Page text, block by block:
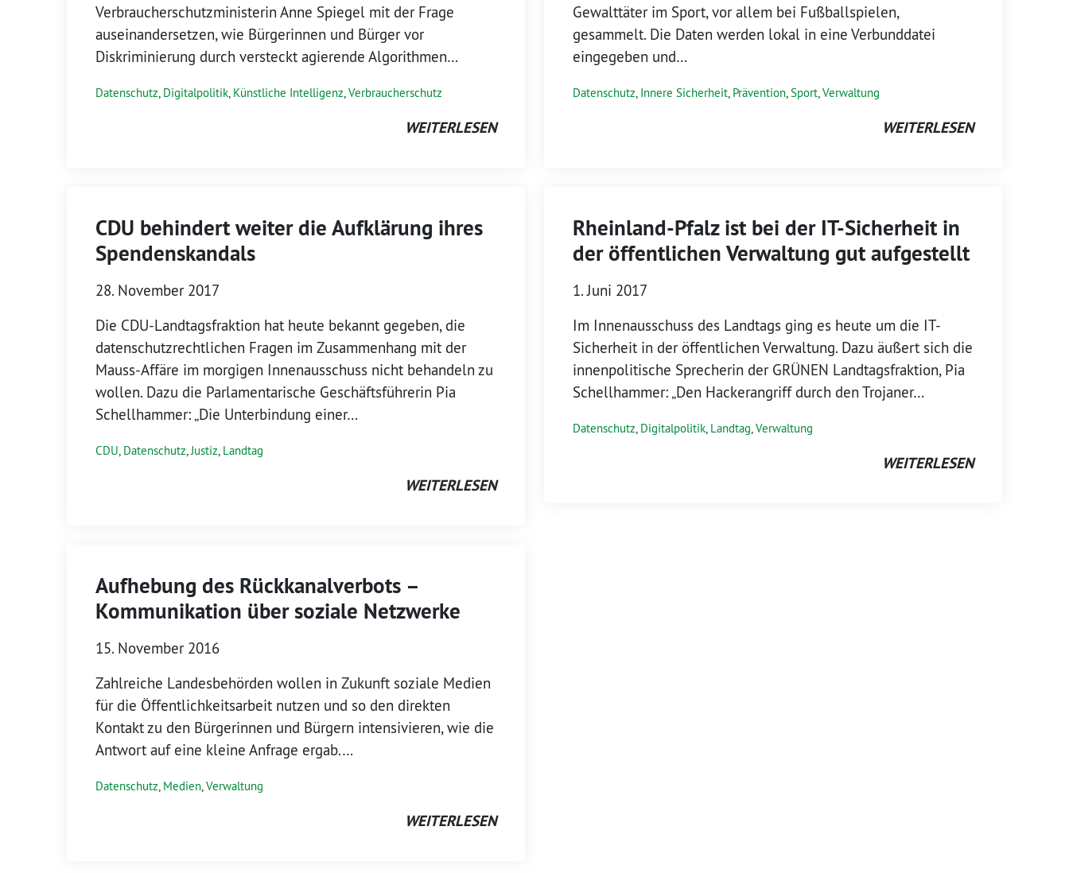
Verbraucherschutzministerin Anne Spiegel mit der Frage
auseinandersetzen, wie Bürgerinnen und Bürger vor
Diskriminierung durch versteckt agierende Algorithmen…
Datenschutz, Digitalpolitik, Künstliche Intelligenz,Verbraucherschutz
WEITERLESEN
CDU behindert weiter die Aufklärung ihres
Spendenskandals
28. November 2017
Die CDU-Landtagsfraktion hat heute bekannt gegeben, die
datenschutzrechtlichen Fragen im Zusammenhang mit der
Mauss-Affäre im morgigen Innenausschuss nicht behandeln zu
wollen. Dazu die Parlamentarische Geschäftsführerin Pia
Schellhammer: „Die Unterbindung einer…
CDU, Datenschutz,Justiz, Landtag
WEITERLESEN
Aufhebung des Rückkanalverbots –
Kommunikation über soziale Netzwerke
15. November 2016
Zahlreiche Landesbehörden wollen in Zukunft soziale Medien
für die Öffentlichkeitsarbeit nutzen und so den direkten
Kontakt zu den Bürgerinnen und Bürgern intensivieren, wie die
Antwort auf eine kleine Anfrage ergab.…
Datenschutz, Medien,Verwaltung
WEITERLESEN
Gewalttäter im Sport, vor allem bei Fußballspielen,
gesammelt. Die Daten werden lokal in eine Verbunddatei
eingegeben und…
Datenschutz, Innere Sicherheit, Prävention,Sport,Verwaltung
WEITERLESEN
Rheinland-Pfalz ist bei der IT-Sicherheit in
der öffentlichen Verwaltung gut aufgestellt
1. Juni 2017
Im Innenausschuss des Landtags ging es heute um die IT-
Sicherheit in der öffentlichen Verwaltung. Dazu äußert sich die
innenpolitische Sprecherin der GRÜNEN Landtagsfraktion, Pia
Schellhammer: „Den Hackerangriff durch den Trojaner…
Datenschutz, Digitalpolitik, Landtag,Verwaltung
WEITERLESEN